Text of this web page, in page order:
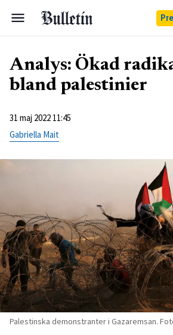
Analys: Ökad
bland palestinier
31 maj 2022 11:45
Gabriella Mait
Palestinska demonstranter i Gazaremsan.